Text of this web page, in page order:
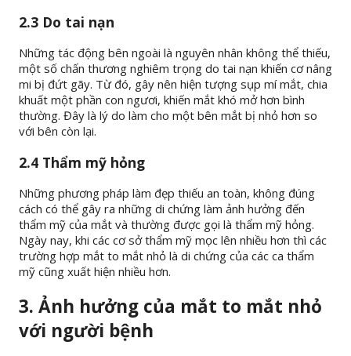
2.3 Do tai nạn
Những tác động bên ngoài là nguyên nhân không thể thiếu,
một số chấn thương nghiêm trọng do tai nạn khiến cơ nâng
mi bị đứt gãy. Từ đó, gây nên hiện tượng sụp mí mắt, chia
khuất một phần con ngươi, khiến mắt khó mở hơn bình
thường. Đây là lý do làm cho một bên mắt bị nhỏ hơn so
với bên còn lại.
2.4 Thẩm mỹ hỏng
Những phương pháp làm đẹp thiếu an toàn, không đúng
cách có thể gây ra những di chứng làm ảnh hưởng đến
thẩm mỹ của mắt và thường được gọi là thẩm mỹ hỏng.
Ngày nay, khi các cơ sở thẩm mỹ mọc lên nhiều hơn thì các
trường hợp mắt to mắt nhỏ là di chứng của các ca thẩm
mỹ cũng xuất hiện nhiều hơn.
3. Ảnh hưởng của mắt to mắt nhỏ
với người bệnh